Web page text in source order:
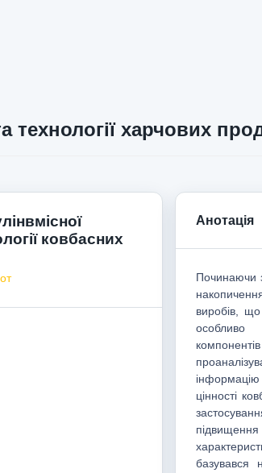
технології харчових
ковбасних
Анотація
Починаючи
виробів, що
особливо
інформацію
цінності
базувався